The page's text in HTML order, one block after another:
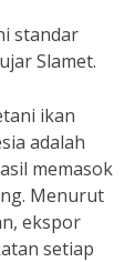
standar
Slamet.
ikan
adalah
memasok
Menurut
ekspor
setiap